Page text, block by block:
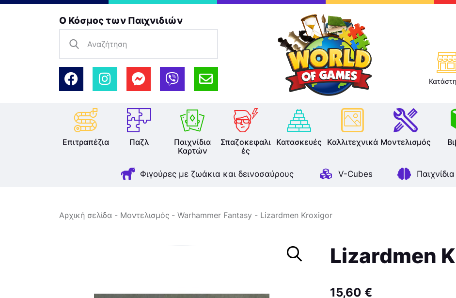
Ο Κόσμος των Παιχνιδιών
Επιτραπέζια Παζλ
Παιχνίδια
Καρτών
Σπαζοκεφαλι
ές
Κατασκευές Καλλιτεχνικά Μοντελισμός
Φιγούρες με ζωάκια και δεινοσαύρους V-Cubes
Επιτραπέζια
Παιχνίδια Καρτών
Σπαζοκεφαλιές
Κατασκευές
Καλλιτεχνικά
Μοντελισμός
Βιβλία
Αρχική σελίδα Μοντελισμός Warhammer Fantasy Lizardmen Kroxigor
Lizardmen
15,60 €